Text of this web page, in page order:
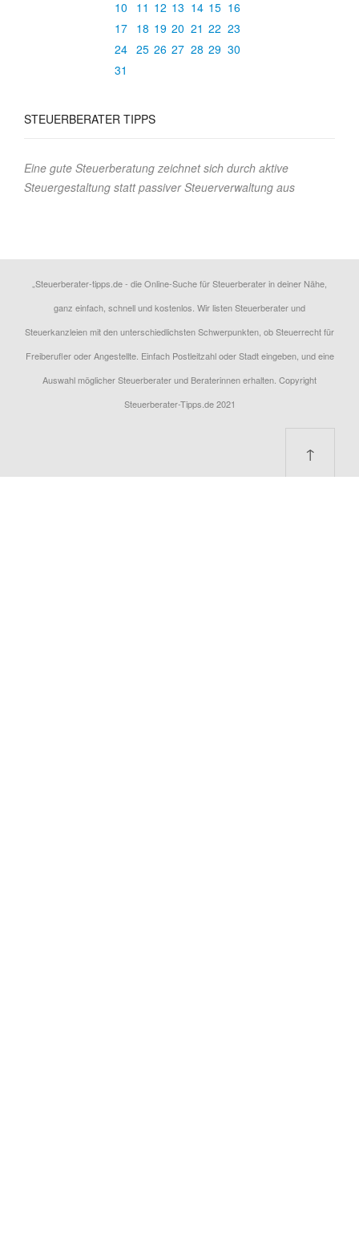
10 11 12 13 14 15 16
17
18 19 20 21 22 23
24 25 26 27 28 29 30
31
STEUERBERATER TIPPS
Eine gute Steuerberatung zeichnet sich durch aktive
Steuergestaltung statt passiver Steuerverwaltung aus
„Steuerberater-tipps.de - die Online-Suche für Steuerberater in deiner Nähe,
ganz einfach, schnell und kostenlos. Wir listen Steuerberater und
Steuerkanzleien mit den unterschiedlichsten Schwerpunkten, ob Steuerrecht für
Freiberufler oder Angestellte. Einfach Postleitzahl oder Stadt eingeben, und eine
Auswahl möglicher Steuerberater und Beraterinnen erhalten. Copyright
Steuerberater-Tipps.de 2021
↑